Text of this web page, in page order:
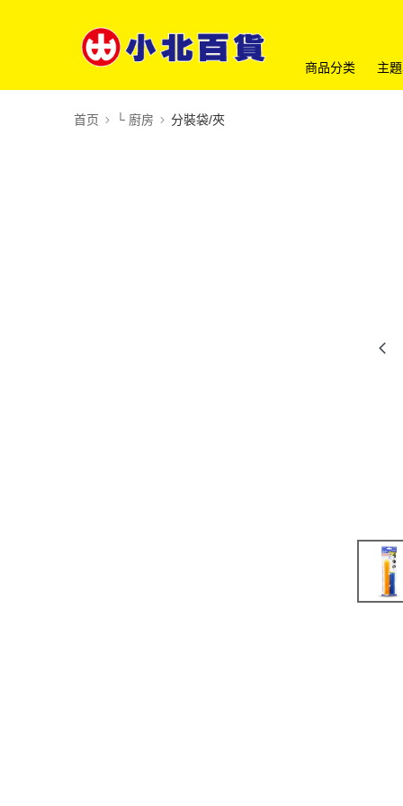
商品分类 主
首页 └ 廚房 分裝袋/夾